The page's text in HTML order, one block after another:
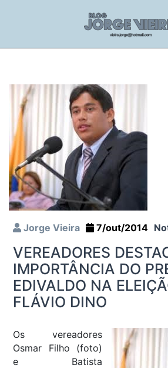
Jorge Vieira 7/out/2014
VEREADORES
IMPORTÂNCIA DO
EDIVALDO NA
FLÁVIO DINO
Os vereadores
Osmar Filho (foto)
e Batista